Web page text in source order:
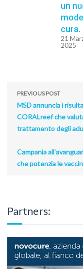
un
cura.
21
2025
PREVIOUS POST
MSD annuncia i
CORALreef che
trattamento degli
Campania
che potenzia le
Partners: